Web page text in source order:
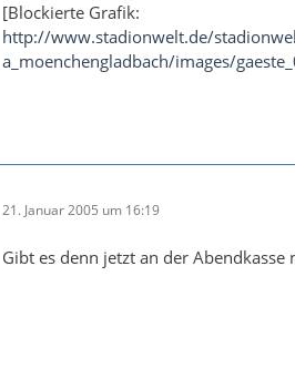
[Blockierte Grafik:
http://www.stadionwelt.de/
a_moenchengladbach/images/
21. Januar 2005 um 16:19
Gibt es denn jetzt an der Abendkasse